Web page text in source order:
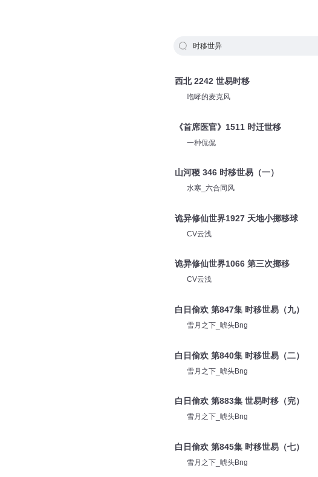
时移世异
西北 2242 世易时移
咆哮的麦克风
《首席医官》1511 时迁世移
一种侃侃
山河稷 346 时移世易（一）
水寒_六合同风
诡异修仙世界1927 天地小挪移球
CV云浅
诡异修仙世界1066 第三次挪移
CV云浅
白日偷欢 第847集 时移世易（九）
雪月之下_唬头Bng
白日偷欢 第840集 时移世易（二）
雪月之下_唬头Bng
白日偷欢 第883集 世易时移（完）
雪月之下_唬头Bng
白日偷欢 第845集 时移世易（七）
雪月之下_唬头Bng